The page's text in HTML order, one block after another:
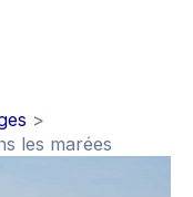
les marées